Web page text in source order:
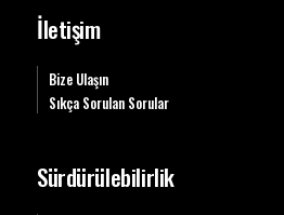
İletişim
Bize Ulaşın
Sıkça Sorulan Sorular
Sürdürülebilirlik